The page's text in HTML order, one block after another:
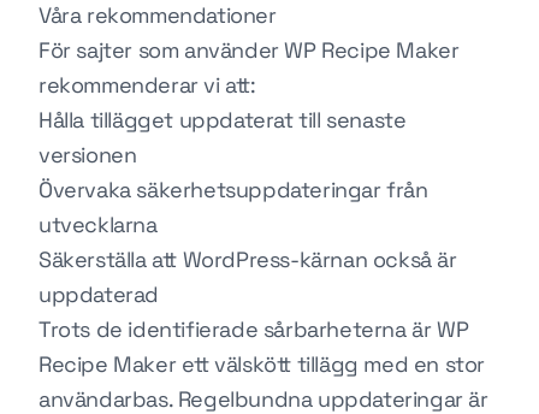
Våra rekommendationer
För sajter som använder WP Recipe Maker
rekommenderar vi att:
Hålla tillägget uppdaterat till senaste
versionen
Övervaka säkerhetsuppdateringar från
utvecklarna
Säkerställa att WordPress-kärnan också är
uppdaterad
Trots de identifierade sårbarheterna är WP
Recipe Maker ett välskött tillägg med en stor
användarbas. Regelbundna uppdateringar är